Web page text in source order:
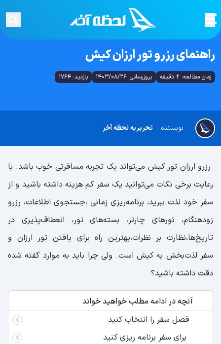
راهنمای رزرو تور ارزان کیش
زمان مطالعه: 2 دقیقه بروزرسانی: 1403/08/26 بازدید: 1764
تحریریه لحظه آخر نویسنده
رزرو ارزان تور کیش می‌تواند یک تجربه مسافرتی خوب باشد. با
رعایت برخی نکات می‌توانید یک سفر کم هزینه داشته باشید و از
سفر خود لذت ببرید، برنامه‌ریزی زمانی ،جستجوی اطلاعات، رزرو
زودهنگام، تورهای چارتر، بسته‌های تور، انعطاف‌پذیری در
تاریخ‌ها،نظارت بر نظرات،بهترین راه برای یافتن تور ارزان و
سفر لذت‌بخش به کیش است. ولی چرا باید به موارد گفته شده
دقت داشته باشید؟
آنچه در ادامه مطلب خواهید خواند
فصل سفر را انتخاب کنید
برای سفر برنامه ریزی کنید